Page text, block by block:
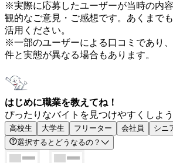
※実際に応募したユーザーが当時の内
観的なご意見・ご感想です。あくまで
活用ください。
※一部のユーザーによる口コミであり
件と実態が異なる場合もあります。
はじめに職業を教えてね！
ぴったりなバイトを見つけやすくしよう
高校生 大学生 フリーター 会社員 シニ
選択するとどうなるの？